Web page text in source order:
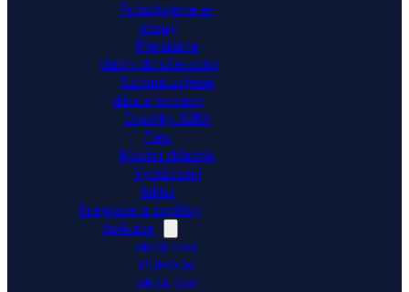
Propojujeme e-
shopy
Přenášíme
platby do účetnictví
Automatizujeme
data a procesy
Doplňky ABRA
Flexi
Mobilní skladník
Vytěžování
faktur
Integrace a doplňky
Aplikace
ABRA Flexi
POHODA
ABRA Gen